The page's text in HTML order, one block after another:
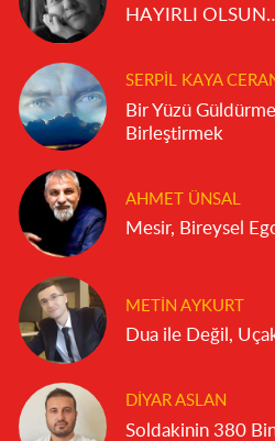
SERPIL KAYA
Bir Yüzü
Birleştirmek
AHMET ÜNSAL
Mesir, Bireysel
METIN AYKURT
Dua ile Değil,
DIYAR ASLAN
Soldakinin 380